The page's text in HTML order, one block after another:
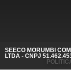
SEECO MORUMBI
LTDA - CNPJ